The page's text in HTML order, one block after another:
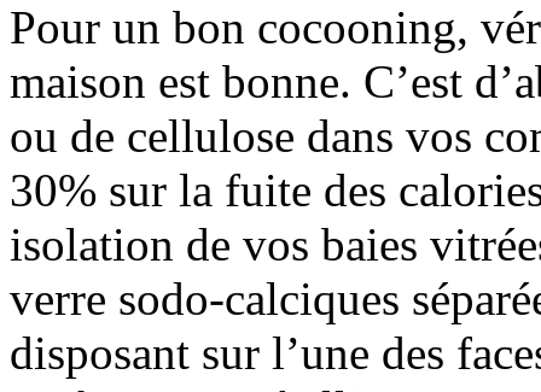
Pour un bon cocooning,
maison est bonne. C’est
ou de cellulose dans vos
30% sur la fuite des
isolation de vos baies
verre sodo-calciques
disposant sur l’une des